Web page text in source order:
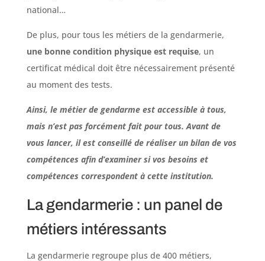
national…
De plus, pour tous les métiers de la gendarmerie,
une bonne condition physique est requise, un
certificat médical doit être nécessairement présenté
au moment des tests.
Ainsi, le métier de gendarme est accessible à tous,
mais n’est pas forcément fait pour tous.Avant de
vous lancer, il est conseillé de réaliser un bilan de vos
compétences afin d’examiner si vos besoins et
compétences correspondent à cette institution.
La gendarmerie : un panel de
métiers intéressants
La gendarmerie regroupe plus de 400 métiers,